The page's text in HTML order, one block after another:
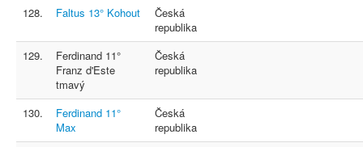
128.
Faltus 13° Kohout
Česká
republika
129.
Ferdinand 11°
Franz d'Este
tmavý
Česká
republika
130.
Ferdinand 11°
Max
Česká
republika